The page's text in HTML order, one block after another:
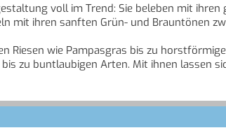
voll im Trend: Sie beleben mit
mit ihren sanften Grün- und Brauntönen
Riesen wie Pampasgras bis zu
zu buntlaubigen Arten. Mit ihnen lassen
Flair eines Teichrands in den Garten
Solitäre ebenso wie in Kombination mit
im Garten. Viele Arten setzen mit einer